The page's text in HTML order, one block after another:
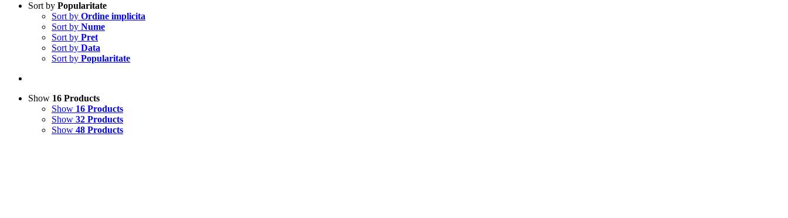
Sort by Popularitate
Sort by Ordine implicita
Sort by Nume
Sort by Pret
Sort by Data
Sort by Popularitate
Show 16 Products
Show 16 Products
Show 32 Products
Show 48 Products